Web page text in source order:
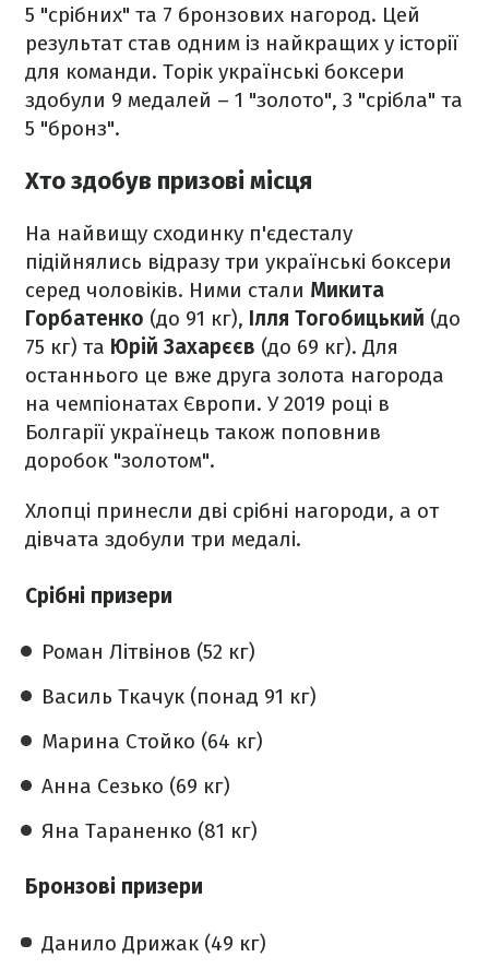
5 "срібних" та 7 бронзових нагород. Цей
результат став одним із найкращих у історії
для команди. Торік українські боксери
здобули 9 медалей – 1 "золото", 3 "срібла" та
5 "бронз".
Хто здобув призові місця
На найвищу сходинку п'єдесталу
підійнялись відразу три українські боксери
серед чоловіків. Ними стали Микита
Горбатенко (до 91 кг), Ілля Тогобицький (до
75 кг) та Юрій Захарєєв (до 69 кг). Для
останнього це вже друга золота нагорода
на чемпіонатах Європи. У 2019 році в
Болгарії українець також поповнив
доробок "золотом".
Хлопці принесли дві срібні нагороди, а от
дівчата здобули три медалі.
Срібні призери
Роман Літвінов (52 кг)
Василь Ткачук (понад 91 кг)
Марина Стойко (64 кг)
Анна Сезько (69 кг)
Яна Тараненко (81 кг)
Бронзові призери
Данило Дрижак (49 кг)